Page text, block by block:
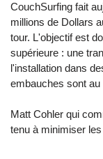
CouchSurfing fait
millions de Dollars
tour. L'objectif est
supérieure : une
l'installation dans
embauches sont
Matt Cohler qui
tenu à minimiser